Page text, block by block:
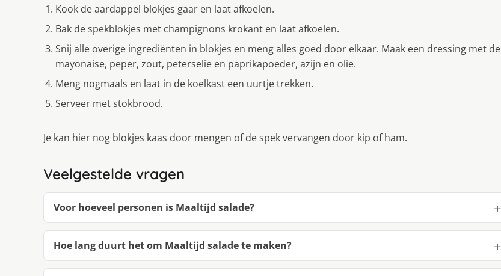
Kook de aardappel blokjes gaar en laat afkoelen.
Bak de spekblokjes met champignons krokant en laat afkoelen.
Snij alle overige ingrediënten in blokjes en meng alles goed door elkaar. Maak een dressing met de
mayonaise, peper, zout, peterselie en paprikapoeder, azijn en olie.
Meng nogmaals en laat in de koelkast een uurtje trekken.
Serveer met stokbrood.
Je kan hier nog blokjes kaas door mengen of de spek vervangen door kip of ham.
Veelgestelde vragen
Voor hoeveel personen is Maaltijd salade?
Hoe lang duurt het om Maaltijd salade te maken?